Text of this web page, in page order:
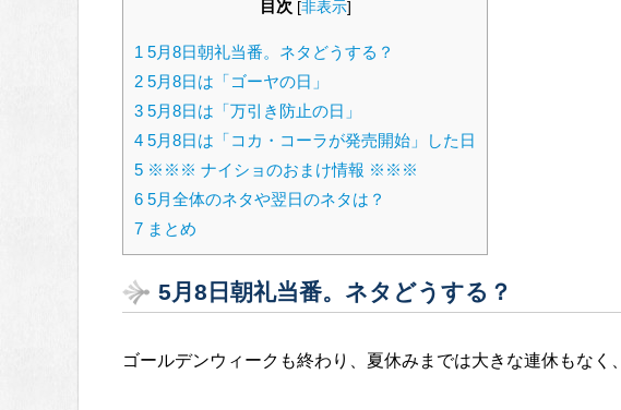
目次 [非表示]
1 5月8日朝礼当番。ネタどうする？
2 5月8日は「ゴーヤの日」
3 5月8日は「万引き防止の日」
4 5月8日は「コカ・コーラが発売開始」した日
5 ※※※ ナイショのおまけ情報 ※※※
6 5月全体のネタや翌日のネタは？
7 まとめ
5月8日朝礼当番。ネタどうする？
ゴールデンウィークも終わり、夏休みまでは大きな連休もなく、